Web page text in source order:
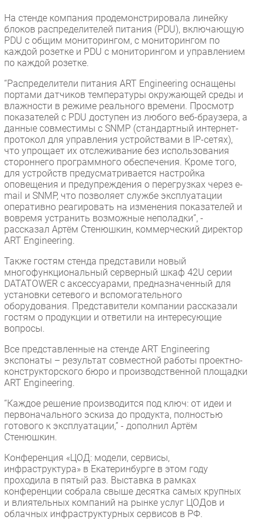
Безопасность
Инновации
CIO/Управление ИТ
Здоровье
РАЗДЕЛЫ
Новости
Аналитика
Интервью
Мероприятия
Проекты
IT класс
Каталог компаний
На стенде компания продемонстрировала линейку
блоков распределителей питания (PDU), включающую
PDU с общим мониторингом, с мониторингом по
каждой розетке и PDU с мониторингом и управлением
по каждой розетке.
“Распределители питания ART Engineering оснащены
портами датчиков температуры окружающей среды и
влажности в режиме реального времени. Просмотр
показателей с PDU доступен из любого веб-браузера, а
данные совместимы с SNMP (стандартный интернет-
протокол для управления устройствами в IP-сетях),
что упрощает их отслеживание без использования
стороннего программного обеспечения. Кроме того,
для устройств предусматривается настройка
оповещения и предупреждения о перегрузках через e-
mail и SNMP, что позволяет службе эксплуатации
оперативно реагировать на изменения показателей и
вовремя устранить возможные неполадки”, -
рассказал Артём Стенюшкин, коммерческий директор
ART Engineering.
Также гостям стенда представили новый
многофункциональный серверный шкаф 42U серии
DATATOWER с аксессуарами, предназначенный для
установки сетевого и вспомогательного
оборудования. Представители компании рассказали
гостям о продукции и ответили на интересующие
вопросы.
Все представленные на стенде ART Engineering
экспонаты – результат совместной работы проектно-
конструкторского бюро и производственной площадки
ART Engineering.
“Каждое решение производится под ключ: от идеи и
первоначального эскиза до продукта, полностью
готового к эксплуатации,” - дополнил Артём
Стенюшкин.
Конференция «ЦОД: модели, сервисы,
инфраструктура» в Екатеринбурге в этом году
проходила в пятый раз. Выставка в рамках
конференции собрала свыше десятка самых крупных
и влиятельных компаний на рынке услуг ЦОДов и
облачных инфраструктурных сервисов в РФ.